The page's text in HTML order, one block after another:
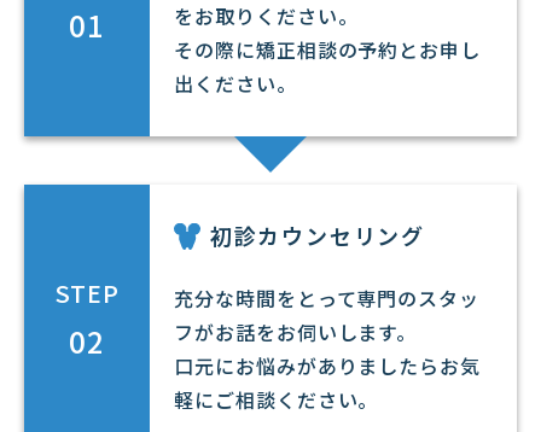
01
をお取りください。
その際に矯正相談の予約とお申し
出ください。
STEP
02
初診カウンセリング
充分な時間をとって専門のスタッ
フがお話をお伺いします。
口元にお悩みがありましたらお気
軽にご相談ください。